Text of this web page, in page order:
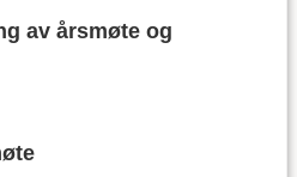
av årsmøte og